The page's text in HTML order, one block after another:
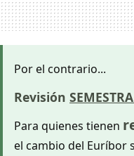
Por el contrario...
Revisión
Para quienes tienen
el cambio del Euríbor